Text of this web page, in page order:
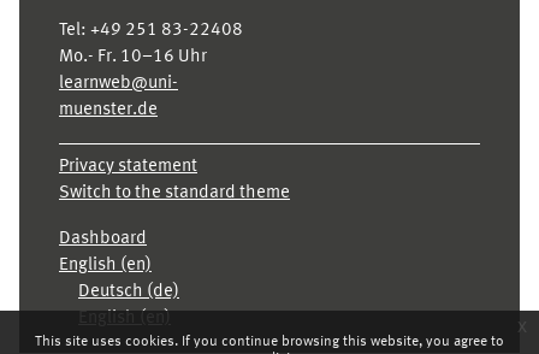
This site uses cookies. If you continue browsing this website, you agree to
x
Tel: +49 251 83-22408
Mo.- Fr. 10–16 Uhr
learnweb@uni-
muenster.de
Privacy statement
Switch to the standard theme
Dashboard
English ‎(en)‎
Deutsch ‎(de)‎